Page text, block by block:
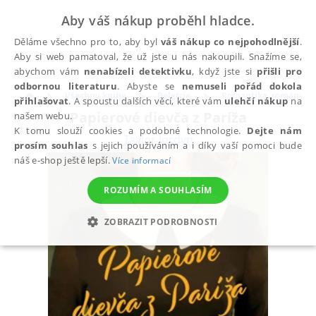
Všechny knihy Beletrie Romantika, romány
Papierové dievča z Paríža
Taylor Jordyn
Aby váš nákup proběhl hladce.
Děláme všechno pro to, aby bylváš nákup co nejpohodlnější.
Aby si web pamatoval, že už jste u nás nakoupili. Snažíme se,
abychom vám nenabízeli detektivku, když jste si přišli pro
odbornou literaturu. Abyste se nemuseli pořád dokola
přihlašovat. A spoustu dalších věcí, které vám ulehčí nákup na
našem webu.
K tomu slouží cookies a podobné technologie. Dejte nám
prosím souhlas s jejich používáním a i díky vaší pomoci bude
náš e-shop ještě lepší.Více informací
ROZUMÍM A SOUHLASÍM
ZOBRAZIT PODROBNOSTI
NEZBYTNÉ ANALYTICKÉ MARKETINGOVÉ
FUNKČNÍ NEZAŘAZENÉ SOUBORY